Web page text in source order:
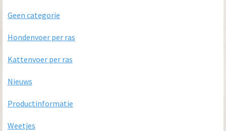
Geen categorie
Hondenvoer per ras
Kattenvoer per ras
Nieuws
Productinformatie
Weetjes